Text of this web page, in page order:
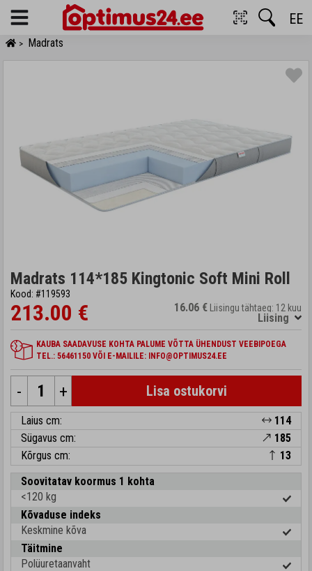
Menu EE
> Madrats
Madrats 114*185 Kingtonic Soft Mini Roll
Kood: #119593
213.00 € 16.06 € Liisingu tähtaeg: 12 kuu
Liising
KAUBA SAADAVUSE KOHTA PALUME VÕTTA ÜHENDUST VEEBIPOEGA
TEL.: 56461150 VÕI E-MAILILE: INFO@OPTIMUS24.EE
- + Lisa ostukorvi
Laius cm:
114
Sügavus cm:
185
Kõrgus cm:
13
Soovitatav koormus 1 kohta
<120 kg
Kõvaduse indeks
Keskmine kõva
Täitmine
Polüuretaanvaht